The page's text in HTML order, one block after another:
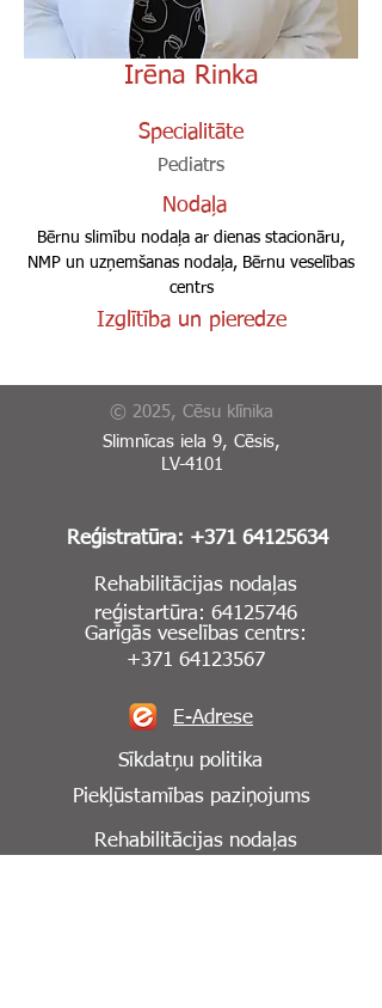
Irēna Rinka
Specialitāte
Pediatrs
Nodaļa
Bērnu slimību nodaļa ar dienas stacionāru,
NMP un uzņemšanas nodaļa, Bērnu veselības
centrs
Izglītība un pieredze
© 2025, Cēsu klīnika
Slimnīcas iela 9, Cēsis,
LV-4101
Reģistratūra: +371 64125634
Rehabilitācijas nodaļas
reģistartūra: 64125746
Garīgās veselības centrs:
+371 64123567
E-Adrese
Sīkdatņu politika
Piekļūstamības paziņojums
Rehabilitācijas nodaļas